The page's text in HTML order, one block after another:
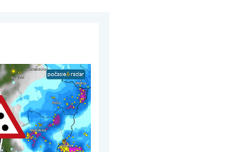
júla 2026
krupobitie. Veľké škody. . . streda 29. júla